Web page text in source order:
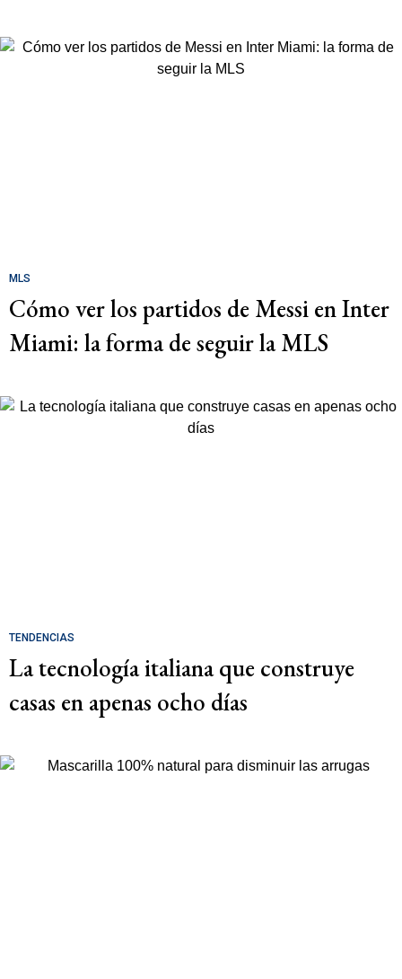
MLS
Cómo ver los partidos de Messi en Inter
Miami: la forma de seguir la MLS
TENDENCIAS
La tecnología italiana que construye
casas en apenas ocho días